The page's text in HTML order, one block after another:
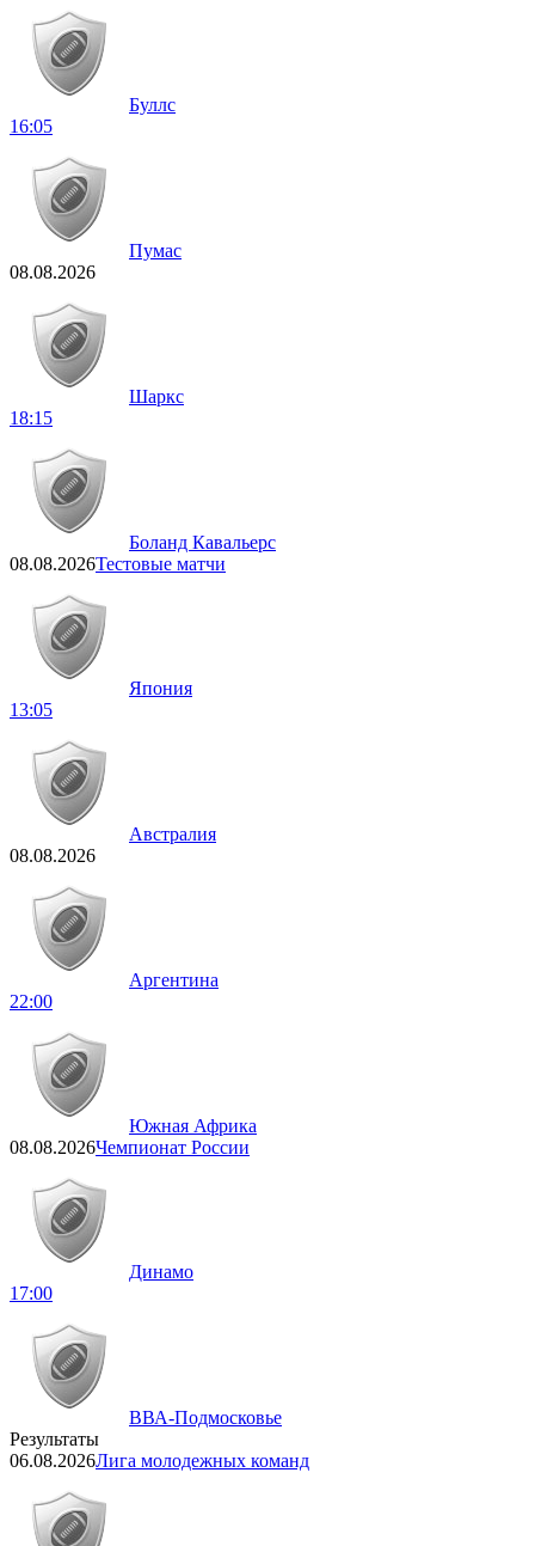
Буллс
16:05
Пумас
08.08.2026
Шаркс
18:15
Боланд Кавальерс
08.08.2026Тестовые матчи
Япония
13:05
Австралия
08.08.2026
Аргентина
22:00
Южная Африка
08.08.2026Чемпионат России
Динамо
17:00
ВВА-Подмосковье
Результаты
06.08.2026Лига молодежных команд